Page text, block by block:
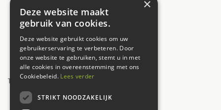
Donderdag
Zaterdag 09:00 - 17:00
Zondag
12:00 - 17:00
Toon alle openingstijden
UW MENING TELT!
×
Deze website maakt
gebruik van cookies.
Deze website gebruikt cookies om uw
gebruikerservaring te verbeteren. Door
onze website te gebruiken, stemt u in met
alle cookies in overeenstemming met ons
Cookiebeleid. Lees verder
STRIKT NOODZAKELIJK